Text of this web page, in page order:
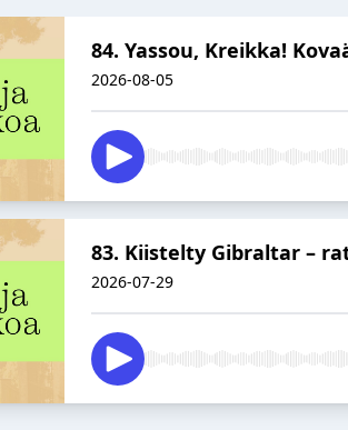
84. Yassou, Kreikka!
2026-08-05
83. Kiistelty Gibraltar –
2026-07-29